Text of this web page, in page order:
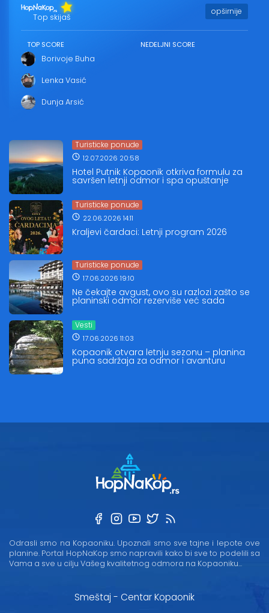
Top skijaš
opširnije
TOP SCORE
Borivoje Buha
Lenka Vasić
Dunja Arsić
NEDELJNI SCORE
Turisticke ponude
12.07.2026 20:58
Hotel Putnik Kopaonik otkriva formulu za
savršen letnji odmor i spa opuštanje
Turisticke ponude
22.06.2026 14:11
Kraljevi čardaci: Letnji program 2026
Turisticke ponude
17.06.2026 19:10
Ne čekajte avgust, ovo su razlozi zašto se
planinski odmor rezerviše već sada
Vesti
17.06.2026 11:03
Kopaonik otvara letnju sezonu – planina
puna sadržaja za odmor i avanturu
Odrasli smo na Kopaoniku. Upoznali smo sve tajne i lepote ove
planine. Portal HopNaKop smo napravili kako bi sve to podelili sa
Vama a sve u cilju Vašeg kvalitetnog odmora na Kopaoniku...
Smeštaj - Centar Kopaonik